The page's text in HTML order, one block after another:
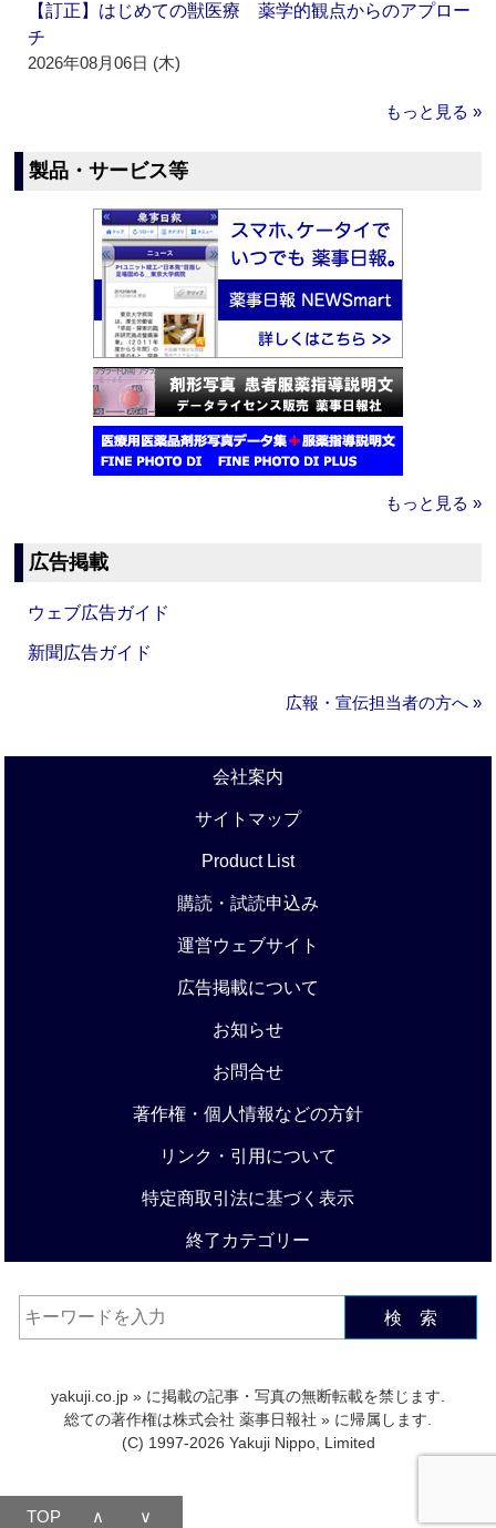
【訂正】はじめての獣医療 薬学的観点からのアプロー
チ
2026年08月06日 (木)
もっと見る »
製品・サービス等
もっと見る »
広告掲載
ウェブ広告ガイド
新聞広告ガイド
広報・宣伝担当者の方へ »
会社案内
サイトマップ
Product List
購読・試読申込み
運営ウェブサイト
広告掲載について
お知らせ
お問合せ
著作権・個人情報などの方針
リンク・引用について
特定商取引法に基づく表示
終了カテゴリー
検 索
yakuji.co.jp » に掲載の記事・写真の無断転載を禁じます.
総ての著作権は株式会社 薬事日報社 » に帰属します.
(C) 1997-2026 Yakuji Nippo, Limited
TOP ∧ ∨